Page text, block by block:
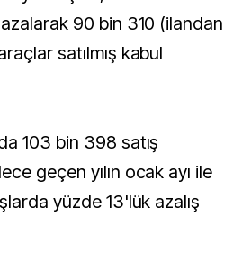
90 bin 310 (ilandan
satılmış kabul
103 bin 398 satış
geçen yılın ocak ayı ile
yüzde 13'lük azalış